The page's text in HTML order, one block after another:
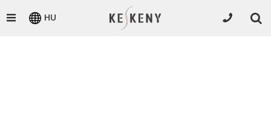
HU